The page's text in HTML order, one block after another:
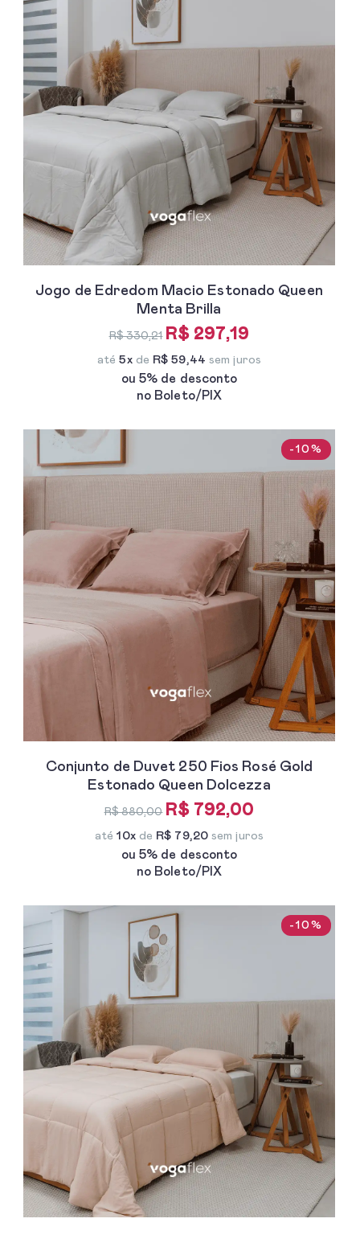
Jogo de Edredom Macio Estonado Queen
Menta Brilla
R$ 330,21 R$ 297,19
até5xde R$ 59,44 sem juros
ou 5% de desconto
no Boleto/PIX
-10%
Conjunto de Duvet 250 Fios Rosé Gold
Estonado Queen Dolcezza
R$ 880,00 R$ 792,00
até10xde R$ 79,20sem juros
ou 5% de desconto
no Boleto/PIX
-10%